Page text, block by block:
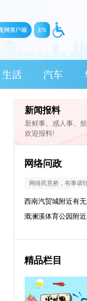
生活 汽车
新闻报料
新鲜事、感人事、烦
欢迎报料!
网络问政
网络民意桥，有事请
西南汽贸城附近有
溉澜溪体育公园附
精品栏目